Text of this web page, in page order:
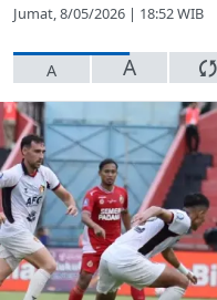
Jumat, 8/05/2026 | 18:52 WIB
A A